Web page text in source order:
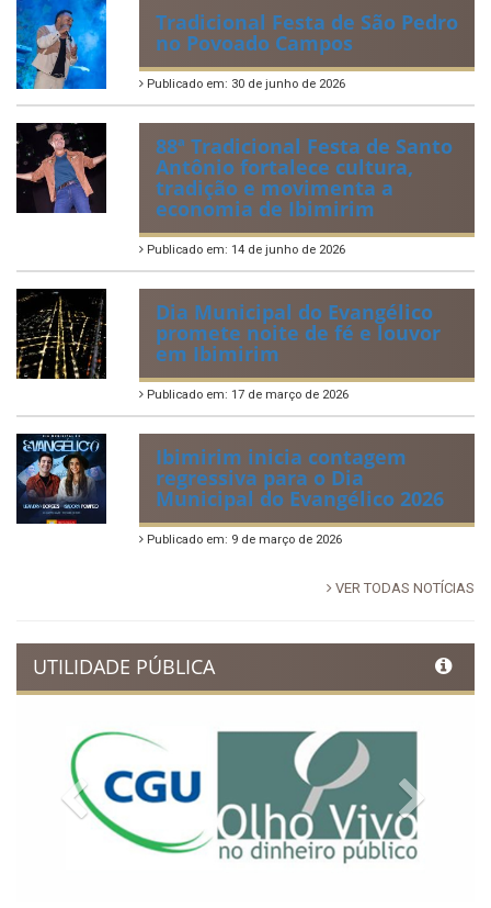
Tradicional Festa de São Pedro
no Povoado Campos
Publicado em: 30 de junho de 2026
88ª Tradicional Festa de Santo
Antônio fortalece cultura,
tradição e movimenta a
economia de Ibimirim
Publicado em: 14 de junho de 2026
Dia Municipal do Evangélico
promete noite de fé e louvor
em Ibimirim
Publicado em: 17 de março de 2026
Ibimirim inicia contagem
regressiva para o Dia
Municipal do Evangélico 2026
Publicado em: 9 de março de 2026
VER TODAS NOTÍCIAS
UTILIDADE PÚBLICA
Previous